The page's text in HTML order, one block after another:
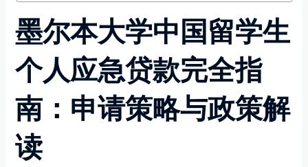
墨尔本大学中国留学生
个人应急贷款完全指
南：申请策略与政策解
读